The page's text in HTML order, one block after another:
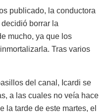
publicado, la conductora
decidió borrar la
mucho, ya que los
Tras varios
del canal, Icardi se
a las cuales no veía hace
la tarde de este martes, el